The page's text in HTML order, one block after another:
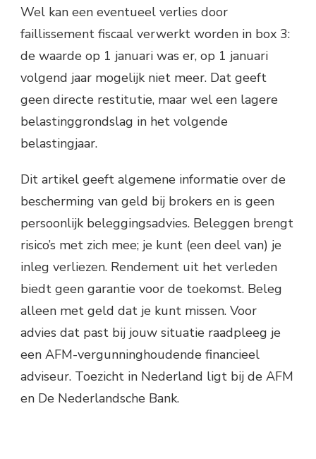
Wel kan een eventueel verlies door
faillissement fiscaal verwerkt worden in box 3:
de waarde op 1 januari was er, op 1 januari
volgend jaar mogelijk niet meer. Dat geeft
geen directe restitutie, maar wel een lagere
belastinggrondslag in het volgende
belastingjaar.
Dit artikel geeft algemene informatie over de
bescherming van geld bij brokers en is geen
persoonlijk beleggingsadvies. Beleggen brengt
risico’s met zich mee; je kunt (een deel van) je
inleg verliezen. Rendement uit het verleden
biedt geen garantie voor de toekomst. Beleg
alleen met geld dat je kunt missen. Voor
advies dat past bij jouw situatie raadpleeg je
een AFM-vergunninghoudende financieel
adviseur. Toezicht in Nederland ligt bij de AFM
en De Nederlandsche Bank.